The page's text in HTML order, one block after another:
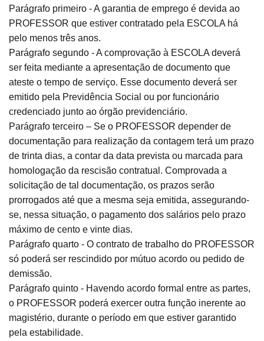
Parágrafo primeiro - A garantia de emprego é devida ao
PROFESSOR que estiver contratado pela ESCOLA há
pelo menos três anos.
Parágrafo segundo - A comprovação à ESCOLA deverá
ser feita mediante a apresentação de documento que
ateste o tempo de serviço. Esse documento deverá ser
emitido pela Previdência Social ou por funcionário
credenciado junto ao órgão previdenciário.
Parágrafo terceiro – Se o PROFESSOR depender de
documentação para realização da contagem terá um prazo
de trinta dias, a contar da data prevista ou marcada para
homologação da rescisão contratual. Comprovada a
solicitação de tal documentação, os prazos serão
prorrogados até que a mesma seja emitida, assegurando-
se, nessa situação, o pagamento dos salários pelo prazo
máximo de cento e vinte dias.
Parágrafo quarto - O contrato de trabalho do PROFESSOR
só poderá ser rescindido por mútuo acordo ou pedido de
demissão.
Parágrafo quinto - Havendo acordo formal entre as partes,
o PROFESSOR poderá exercer outra função inerente ao
magistério, durante o período em que estiver garantido
pela estabilidade.